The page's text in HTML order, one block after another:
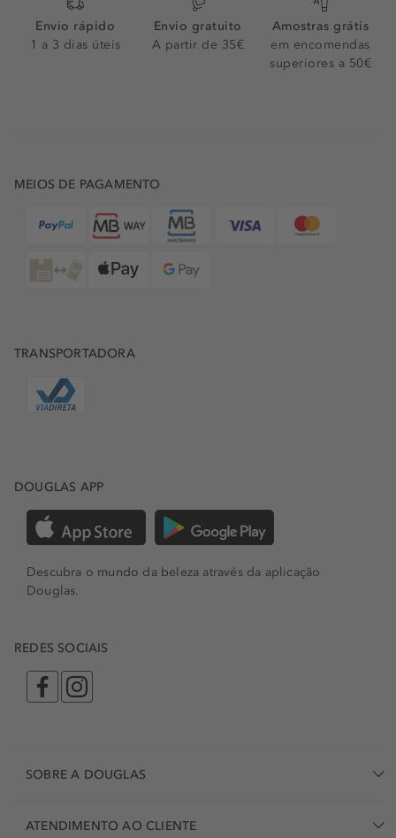
Envio rápido
1 a 3 dias úteis
Envio gratuito
A partir de 35€
Amostras grátis
em encomendas
superiores a 50€
MEIOS DE PAGAMENTO
TRANSPORTADORA
DOUGLAS APP
Descubra o mundo da beleza através da aplicação
Douglas.
REDES SOCIAIS
SOBRE A DOUGLAS
ATENDIMENTO AO CLIENTE